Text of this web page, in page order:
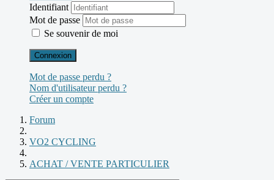
Identifiant
Mot de passe
Se souvenir de moi
Connexion
Mot de passe perdu ?
Nom d'utilisateur perdu ?
Créer un compte
Forum
VO2 CYCLING
ACHAT / VENTE PARTICULIER